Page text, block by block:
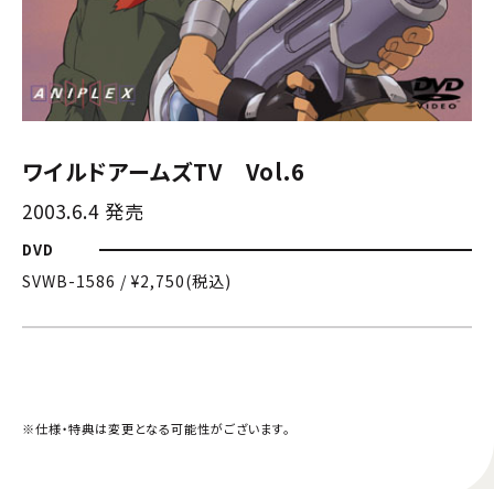
ワイルドアームズTV Vol.6
2003.6.4 発売
DVD
SVWB-1586 / ¥2,750(税込)
※仕様・特典は変更となる可能性がございます。